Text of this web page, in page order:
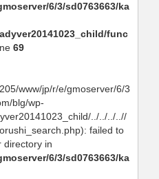
6/3/sd0763663/ka
func
69
www/jp/r/e/gmoserver/6/3
blg/wp-
../../../..//
failed to
directory in
6/3/sd0763663/ka